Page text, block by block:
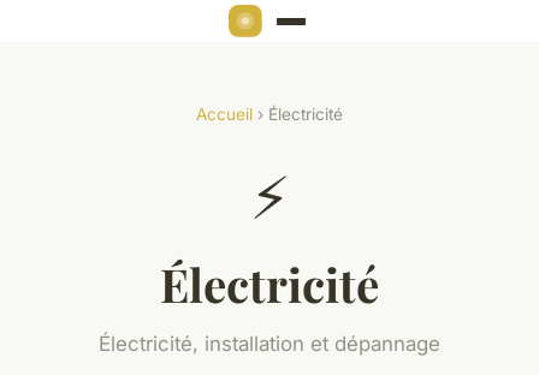
Accueil › Électricité
⚡
Électricité
Électricité, installation et dépannage